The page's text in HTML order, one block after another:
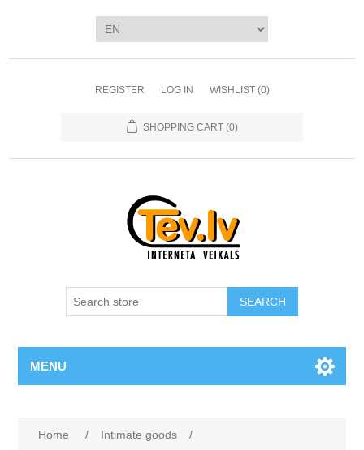
REGISTER LOG IN WISHLIST (0)
SHOPPING CART (0)
SEARCH
MENU
Home / Intimate goods
/